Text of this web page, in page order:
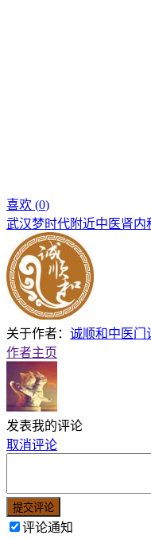
喜欢 (0)
武汉梦时代附近中医肾
关于作者： 诚顺和中医门
作者主页
发表我的评论
取消评论
提交评论
评论通知